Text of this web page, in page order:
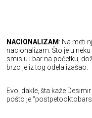
NACIONALIZAM : Na meti
nacionalizam. Što je u
smislu i bar na početku,
brzo je iz tog odela izašao.
Evo, dakle, šta kaže
pošto je